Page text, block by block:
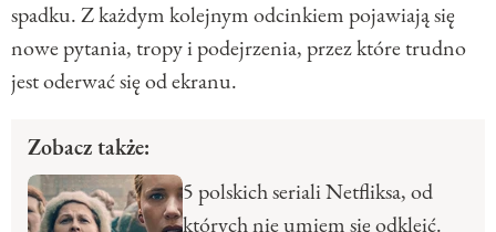
spadku. Z każdym kolejnym odcinkiem pojawiają się
nowe pytania, tropy i podejrzenia, przez które trudno
jest oderwać się od ekranu.
Zobacz także:
5 polskich seriali Netfliksa, od
których nie umiem się odkleić.